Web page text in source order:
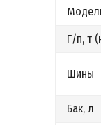
Г/п, т
Шины
Бак, л